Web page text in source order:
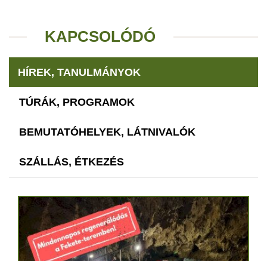
KAPCSOLÓDÓ
HÍREK, TANULMÁNYOK
TÚRÁK, PROGRAMOK
BEMUTATÓHELYEK, LÁTNIVALÓK
SZÁLLÁS, ÉTKEZÉS